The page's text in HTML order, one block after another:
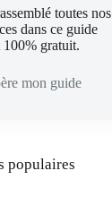
toutes nos
dans ce guide
100% gratuit.
mon guide
populaires